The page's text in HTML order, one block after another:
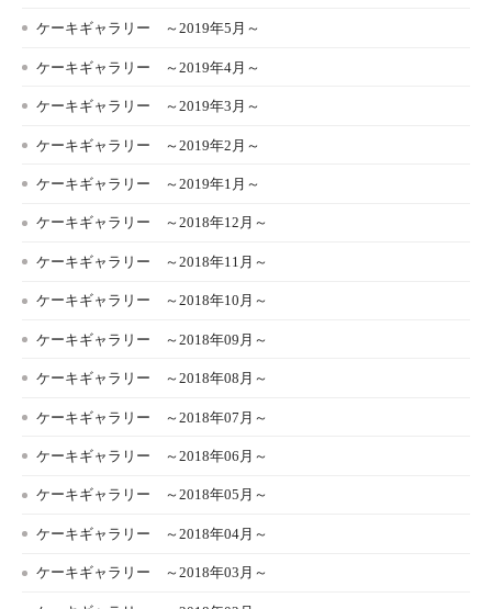
ケーキギャラリー ～2019年5月～
ケーキギャラリー ～2019年4月～
ケーキギャラリー ～2019年3月～
ケーキギャラリー ～2019年2月～
ケーキギャラリー ～2019年1月～
ケーキギャラリー ～2018年12月～
ケーキギャラリー ～2018年11月～
ケーキギャラリー ～2018年10月～
ケーキギャラリー ～2018年09月～
ケーキギャラリー ～2018年08月～
ケーキギャラリー ～2018年07月～
ケーキギャラリー ～2018年06月～
ケーキギャラリー ～2018年05月～
ケーキギャラリー ～2018年04月～
ケーキギャラリー ～2018年03月～